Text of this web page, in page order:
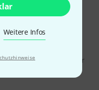
Weitere Infos
Eindruck. Das
und
ist fingerdick und sehr